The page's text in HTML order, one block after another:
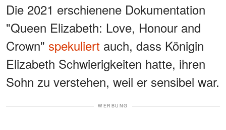
Die 2021 erschienene Dokumentation
"Queen Elizabeth: Love, Honour and
Crown" spekuliert auch, dass Königin
Elizabeth Schwierigkeiten hatte, ihren
Sohn zu verstehen, weil er sensibel war.
WERBUNG